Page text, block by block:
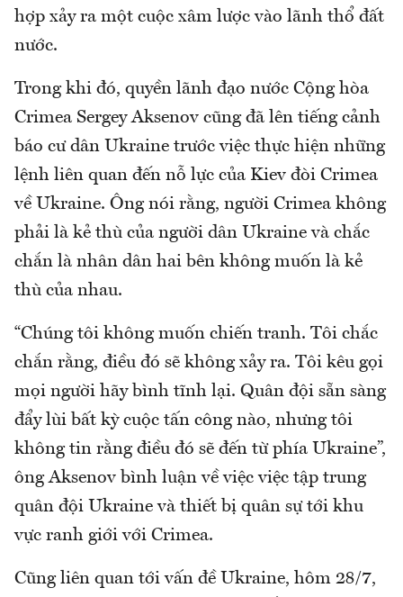
hợp xảy ra một cuộc xâm lược vào lãnh thổ đất
nước.
Trong khi đó, quyền lãnh đạo nước Cộng hòa
Crimea Sergey Aksenov cũng đã lên tiếng cảnh
báo cư dân Ukraine trước việc thực hiện những
lệnh liên quan đến nỗ lực của Kiev đòi Crimea
về Ukraine. Ông nói rằng, người Crimea không
phải là kẻ thù của người dân Ukraine và chắc
chắn là nhân dân hai bên không muốn là kẻ
thù của nhau.
“Chúng tôi không muốn chiến tranh. Tôi chắc
chắn rằng, điều đó sẽ không xảy ra. Tôi kêu gọi
mọi người hãy bình tĩnh lại. Quân đội sẵn sàng
đẩy lùi bất kỳ cuộc tấn công nào, nhưng tôi
không tin rằng điều đó sẽ đến từ phía Ukraine”,
ông Aksenov bình luận về việc việc tập trung
quân đội Ukraine và thiết bị quân sự tới khu
vực ranh giới với Crimea.
Cũng liên quan tới vấn đề Ukraine, hôm 28/7,